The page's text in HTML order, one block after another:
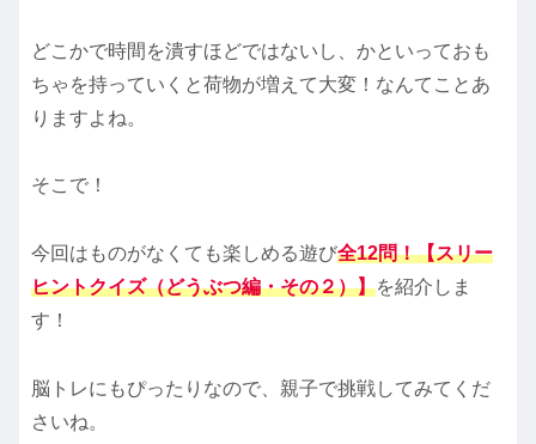
どこかで時間を潰すほどではないし、かといっておも
ちゃを持っていくと荷物が増えて大変！なんてことあ
りますよね。
そこで！
今回はものがなくても楽しめる遊び全12問！【スリー
ヒントクイズ（どうぶつ編・その２）】を紹介しま
す！
脳トレにもぴったりなので、親子で挑戦してみてくだ
さいね。